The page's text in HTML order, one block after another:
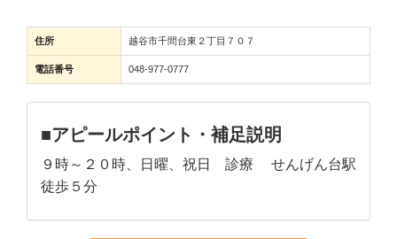
住所 越谷市千間台東２丁目７０７
電話番号 048-977-0777
■アピールポイント・補足説明
９時～２０時、日曜、祝日 診療 せんげん台駅
徒歩５分